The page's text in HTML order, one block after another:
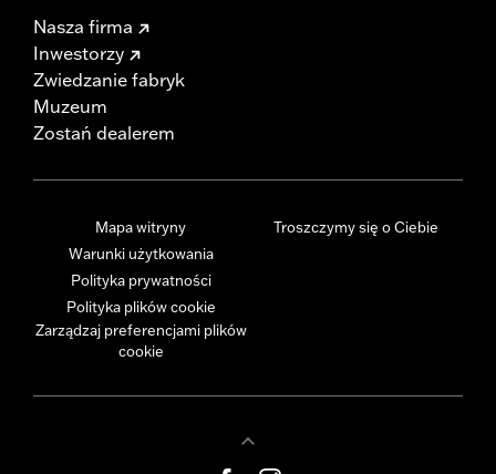
Nasza firma
Inwestorzy
Zwiedzanie fabryk
Muzeum
Zostań dealerem
Mapa witryny
Warunki użytkowania
Polityka prywatności
Polityka plików cookie
Zarządzaj preferencjami plików
cookie
Troszczymy się o Ciebie